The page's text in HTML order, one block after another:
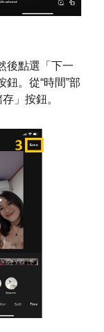
後點選「下一
。從“時間”部
」按鈕。